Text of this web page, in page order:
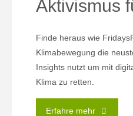
Aktivismus
Finde heraus wie
Klimabewegung die
Insights nutzt um mit
Klima zu retten.
Erfahre mehr"Aktivismus